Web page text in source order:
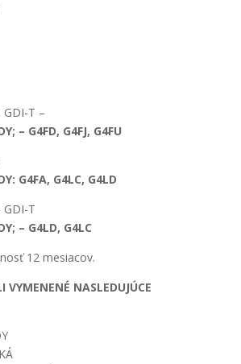
GDI-T –
– G4FD, G4FJ, G4FU
G4FA, G4LC, G4LD
T
– G4LD, G4LC
12 mesiacov.
VYMENENÉ NASLEDUJÚCE